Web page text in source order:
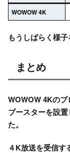
WOWOW 4K
もうしばらく様
まとめ
WOWOW 4Kの
ブースターを設
た。
４K放送を受信す